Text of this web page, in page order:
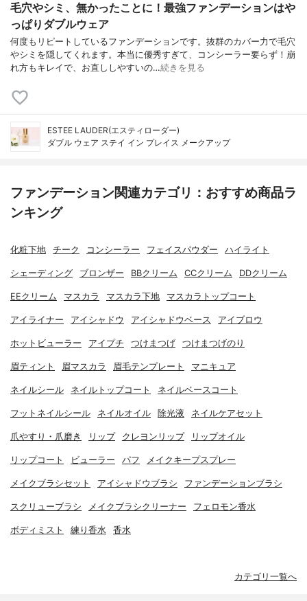
毛穴やシミ、無かったことに！最強ファンデーションはや
っぱりダブルウェア
何度もリピートしているファンデーションです。抜群のカバー力で毛穴
やシミを隠してくれます。本当に優秀すぎて、コンシーラー要らず！崩
れ方もキレイで、お直ししやすいの…続きを見る
ESTEE LAUDER(エスティローダー)
ダブル ウェア ステイ イン プレイス メークアップ
ファンデーション関連カテゴリ：おすすめ商品ラ
ンキング
化粧下地 チーク コンシーラー フェイスパウダー ハイライト
シェーディング ブロンザー BBクリーム CCクリーム DDクリーム
EEクリーム マスカラ マスカラ下地 マスカラトップコート
アイライナー アイシャドウ アイシャドウベース アイブロウ
ホットビューラー アイプチ つけまつげ つけまつげのり
眉ティント 眉マスカラ 眉毛テンプレート マニキュア
ネイルシール ネイルトップコート ネイルベースコート
フットネイルシール ネイルオイル 除光液 ネイルケアセット
爪やすり・爪磨き リップ クレヨンリップ リップオイル
リップコート ビューラー パフ メイクキープスプレー
メイクブラシセット アイシャドウブラシ ファンデーションブラシ
スクリューブラシ メイクブラシクリーナー フェロモン香水
ボディミスト 練り香水 香水
カテゴリ一覧へ